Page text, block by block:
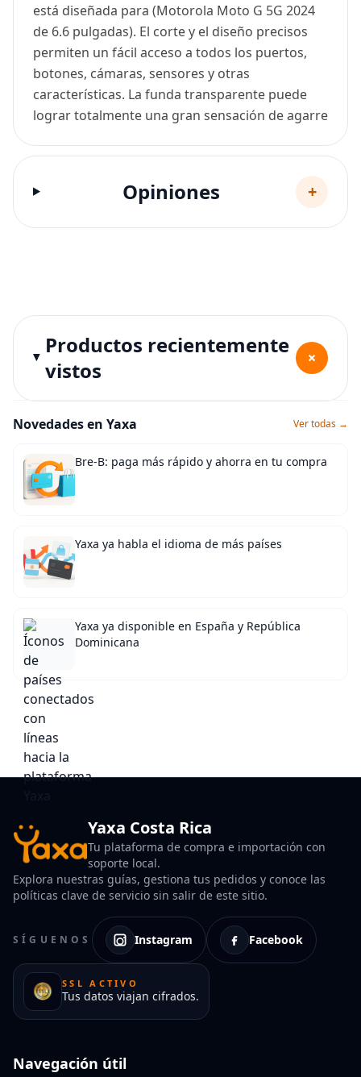
está diseñada para (Motorola Moto G 5G 2024
de 6.6 pulgadas). El corte y el diseño precisos
permiten un fácil acceso a todos los puertos,
botones, cámaras, sensores y otras
características. La funda transparente puede
lograr totalmente una gran sensación de agarre
Opiniones +
Productos recientemente
vistos
+
Novedades en Yaxa Ver todas →
Bre-B: paga más rápido y ahorra en tu compra
Yaxa ya habla el idioma de más países
Yaxa ya disponible en España y República
Dominicana
Yaxa Costa Rica
Tu plataforma de compra e importación con
soporte local.
Explora nuestras guías, gestiona tus pedidos y conoce las
políticas clave de servicio sin salir de este sitio.
SÍGUENOS Instagram Facebook
SSL ACTIVO
Tus datos viajan cifrados.
Navegación útil